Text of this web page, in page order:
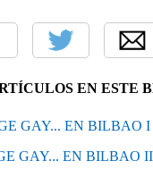
EN ESTE
GAY... EN BILBAO I
GAY... EN BILBAO II